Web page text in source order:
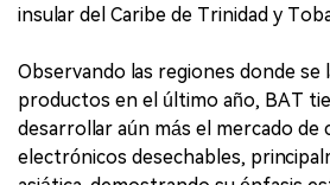
insular del Caribe de Trinidad y
Observando las regiones donde se
productos en el último año, BAT
desarrollar aún más el mercado de
electrónicos desechables,